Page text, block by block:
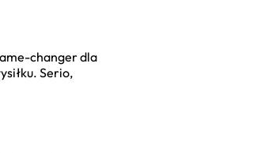
changer dla
Serio,